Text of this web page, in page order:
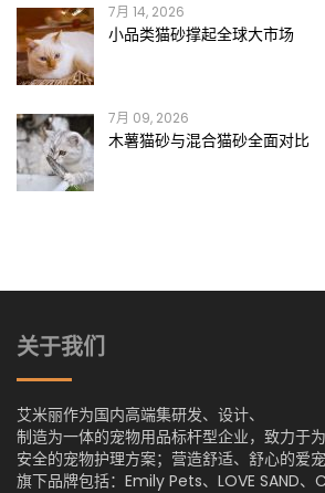
7月 14, 2026
小品类猫砂撑起全球大市场
7月 09, 2026
木薯猫砂与混合猫砂全面对比
关于我们
艾米丽作为国内高端集研发、设计、
制造为一体的宠物用品标杆型企业，致力于为
安全的宠物护理方案；营造舒适、舒心的爱宠
旗下品牌包括：Emily Pets、LOVE SAND、